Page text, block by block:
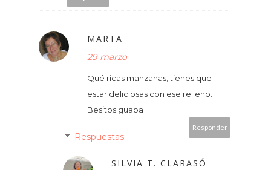
MARTA
29 marzo
Qué ricas manzanas, tienes que
estar deliciosas con ese relleno.
Besitos guapa
Responder
Respuestas
SILVIA T. CLARASÓ